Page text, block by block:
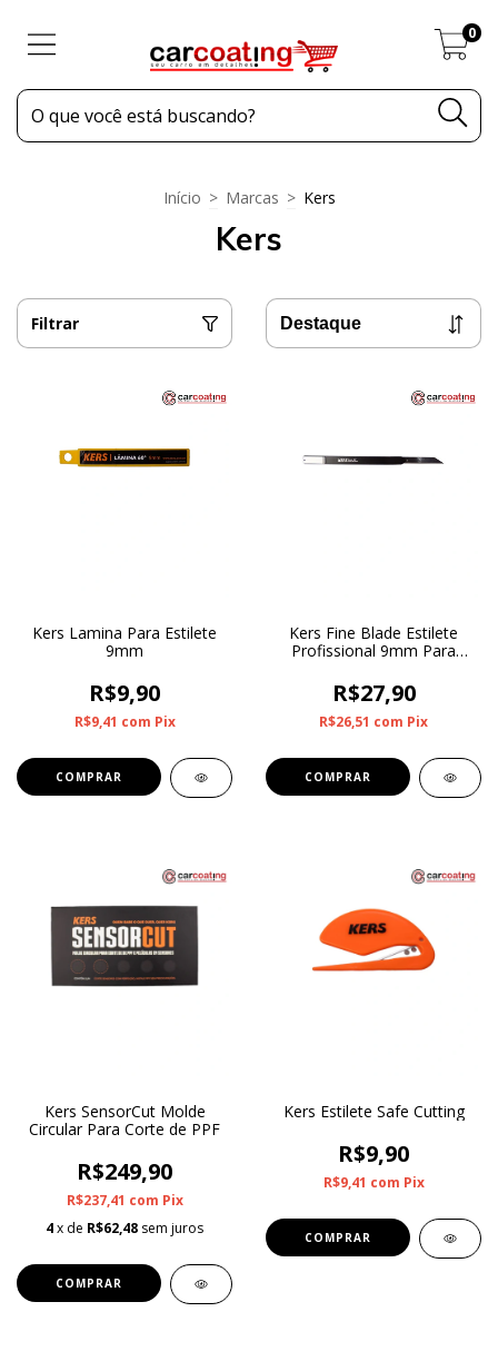
0
Início > Marcas > Kers
Kers
Filtrar
Kers Lamina Para Estilete
9mm
R$9,90
R$9,41 com Pix
Kers Fine Blade Estilete
Profissional 9mm Para
R$27,90
R$26,51 com Pix
Kers SensorCut Molde
Circular Para Corte de PPF
R$249,90
R$237,41 com Pix
4x de R$62,48 sem juros
Kers Estilete Safe Cutting
R$9,90
R$9,41 com Pix